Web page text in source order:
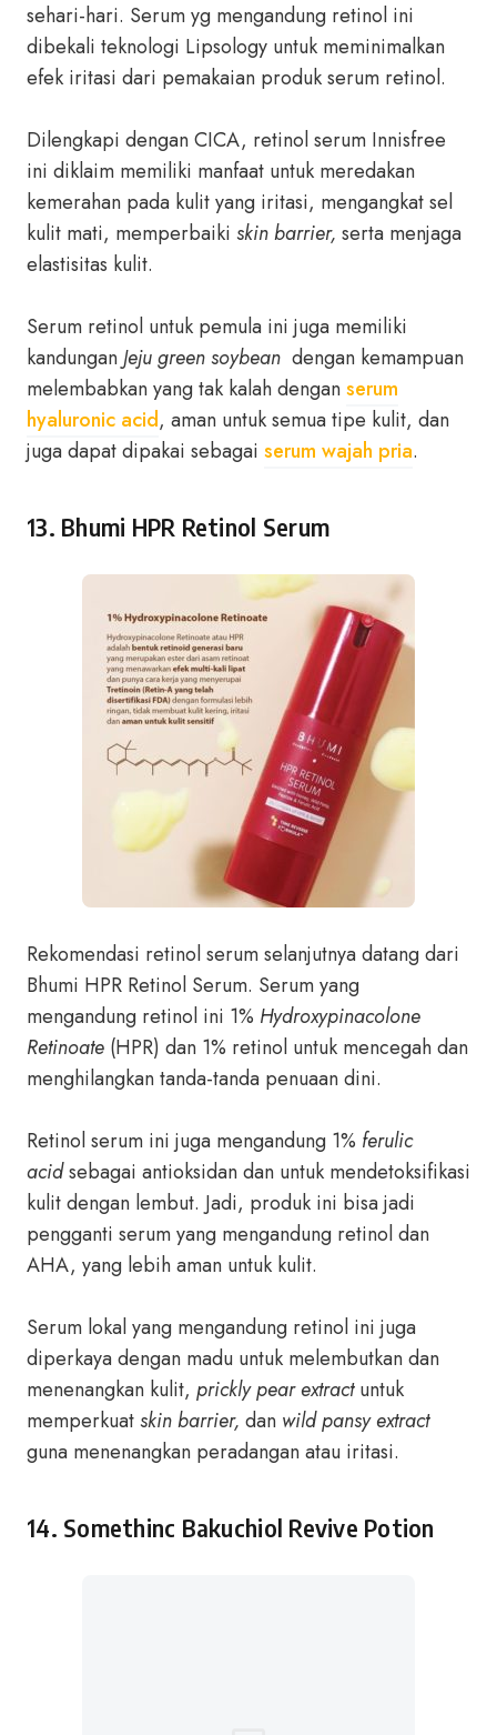
sehari-hari. Serum yg mengandung retinol ini
dibekali teknologi Lipsology untuk meminimalkan
efek iritasi dari pemakaian produk serum retinol.
Dilengkapi dengan CICA, retinol serum Innisfree
ini diklaim memiliki manfaat untuk meredakan
kemerahan pada kulit yang iritasi, mengangkat sel
kulit mati, memperbaiki skin barrier, serta menjaga
elastisitas kulit.
Serum retinol untuk pemula ini juga memiliki
kandunganJeju green soybean dengan kemampuan
melembabkan yang tak kalah denganserum
hyaluronic acid, aman untuk semua tipe kulit, dan
juga dapat dipakai sebagai serum wajah pria.
13. Bhumi HPR Retinol Serum
Rekomendasi retinol serum selanjutnya datang dari
Bhumi HPR Retinol Serum. Serum yang
mengandung retinol ini 1% Hydroxypinacolone
Retinoate (HPR) dan 1% retinol untuk mencegah dan
menghilangkan tanda-tanda penuaan dini.
Retinol serum ini juga mengandung 1% ferulic
acidsebagai antioksidan dan untuk mendetoksifikasi
kulit dengan lembut. Jadi, produk ini bisa jadi
pengganti serum yang mengandung retinol dan
AHA, yang lebih aman untuk kulit.
Serum lokal yang mengandung retinol ini juga
diperkaya dengan madu untuk melembutkan dan
menenangkan kulit, prickly pear extractuntuk
memperkuatskin barrier, dan wild pansy extract
guna menenangkan peradangan atau iritasi.
14. Somethinc Bakuchiol Revive Potion